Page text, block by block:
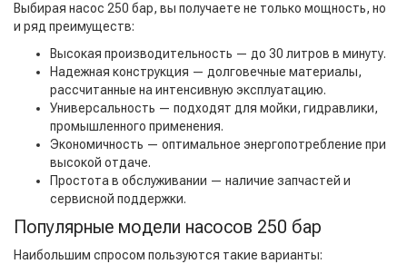
Выбирая насос 250 бар, вы получаете не только мощность, но
и ряд преимуществ:
Высокая производительность — до 30 литров в минуту.
Надежная конструкция — долговечные материалы,
рассчитанные на интенсивную эксплуатацию.
Универсальность — подходят для мойки, гидравлики,
промышленного применения.
Экономичность — оптимальное энергопотребление при
высокой отдаче.
Простота в обслуживании — наличие запчастей и
сервисной поддержки.
Популярные модели насосов 250 бар
Наибольшим спросом пользуются такие варианты: